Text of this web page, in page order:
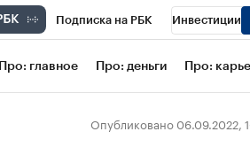
Подписка на РБК Инвестиции
Школа управления РБК РБК
Про: главное Про: деньги Про:
Опубликовано 06.09.2022,